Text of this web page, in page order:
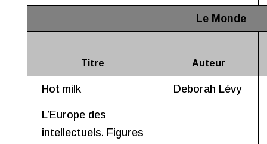
Le Monde
Titre Auteur
Hot milk Deborah Lévy
L’Europe des
intellectuels. Figures